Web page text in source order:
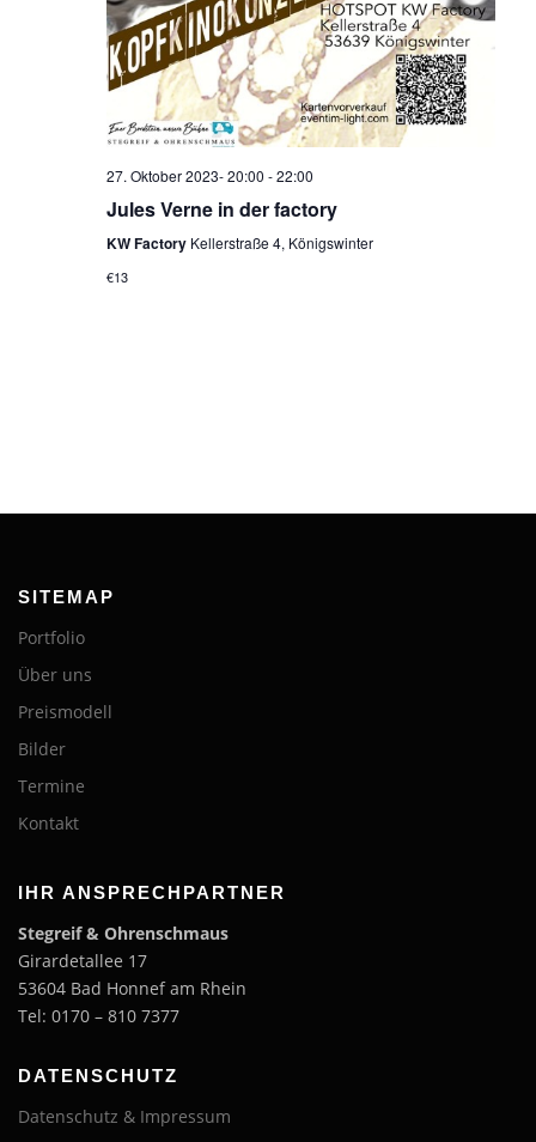
i
o
n
a
27. Oktober 2023- 20:00 -22:00
Jules Verne in der factory
KW Factory Kellerstraße 4, Königswinter
€13
SITEMAP
Portfolio
Über uns
Preismodell
Bilder
Termine
Kontakt
IHR ANSPRECHPARTNER
Stegreif & Ohrenschmaus
Girardetallee 17
53604 Bad Honnef am Rhein
Tel: 0170 – 810 7377
DATENSCHUTZ
Datenschutz & Impressum